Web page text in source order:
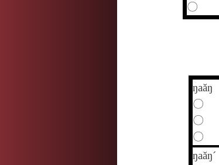
〇
ŋaăŋ
〇
〇
〇
ŋaăŋ´